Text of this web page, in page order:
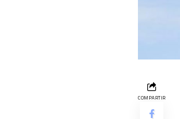
COMPARTIR